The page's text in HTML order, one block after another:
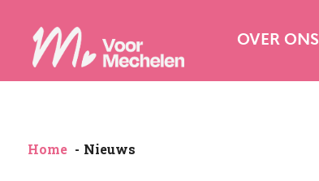
OVER ONS
Home Nieuws